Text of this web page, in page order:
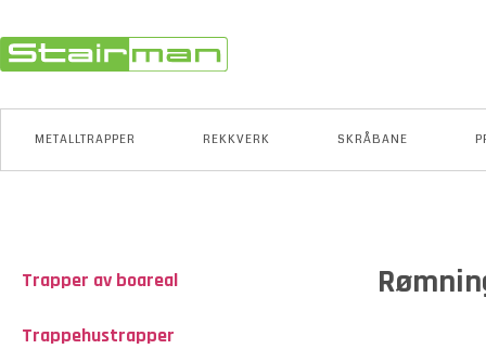
METALLTRAPPER REKKVERK SKRÅBANE
Trapper av boareal
Trappehustrapper